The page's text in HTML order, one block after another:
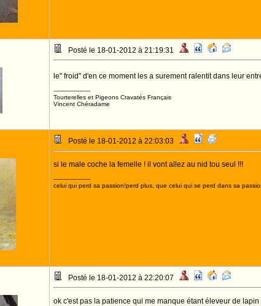
Posté le 18-01-2012 à 21:19:31
le" froid" d'en ce moment les a surement ralentit dans leur
--------------------
Tourterelles et Pigeons Cravatés Français
Vincent Chéradame
Posté le 18-01-2012 à 22:03:03
si le male coche la femelle ! il vont allez au nid tou seul !!!
--------------------
celui qui perd sa passion!perd plus, que celui qui se perd dans sa
Posté le 18-01-2012 à 22:20:07
ok c'est pas la patience qui me manque étant éleveur de